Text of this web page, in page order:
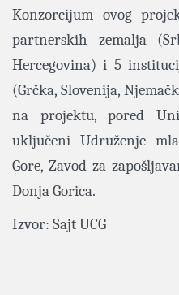
Konzorcijum ovog
partnerskih zemalja
Hercegovina) i 5
(Grčka, Slovenija,
na projektu, pored
uključeni Udruženje
Gore, Zavod za
Donja Gorica.
Izvor: Sajt UCG